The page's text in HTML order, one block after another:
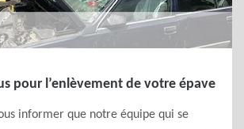
pour l’enlèvement de votre épave
informer que notre équipe qui se